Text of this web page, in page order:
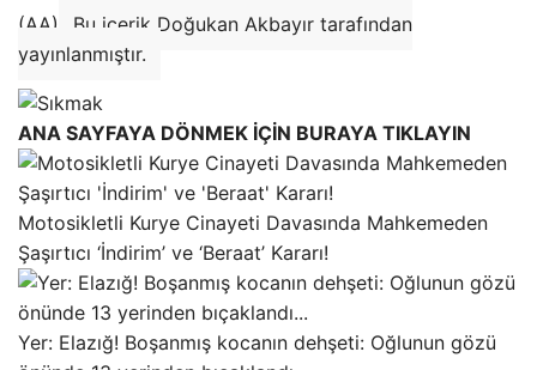
(AA)
Bu içerik Doğukan Akbayır tarafından
yayınlanmıştır.
ANA SAYFAYA DÖNMEK İÇİN BURAYA TIKLAYIN
Motosikletli Kurye Cinayeti Davasında Mahkemeden
Şaşırtıcı ‘İndirim’ ve ‘Beraat’ Kararı!
Yer: Elazığ! Boşanmış kocanın dehşeti: Oğlunun gözü